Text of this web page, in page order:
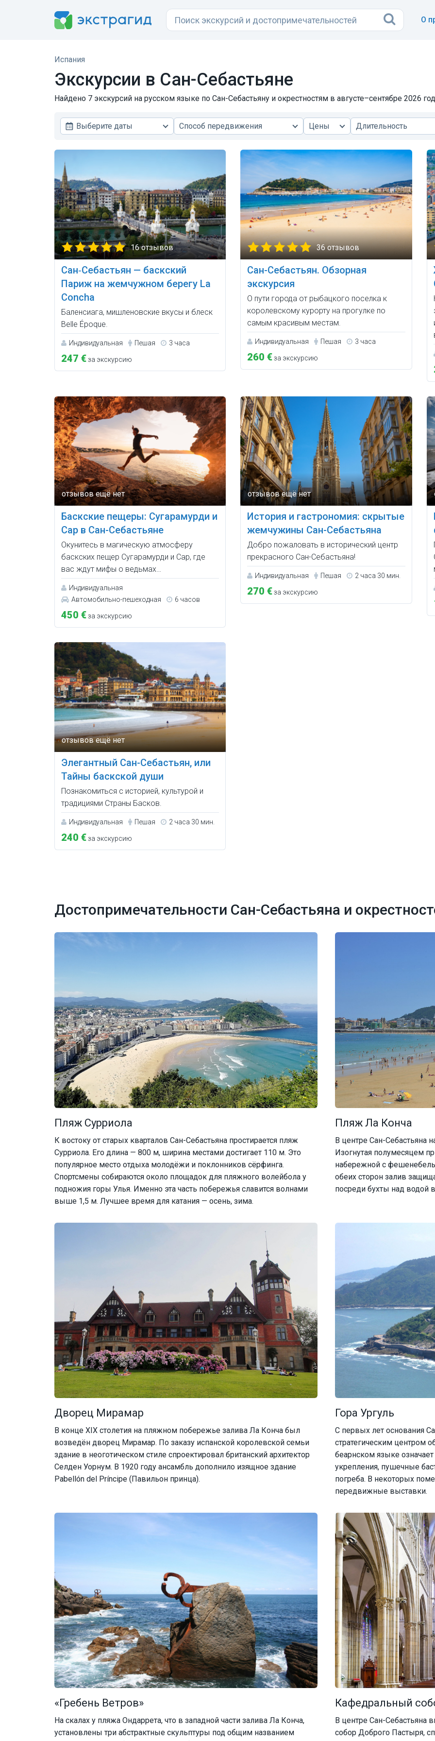
О
Испания
Экскурсии в Сан-Себастьяне
Найдено 7 экскурсий на русском языке по Сан-Себастьяну и окрестностям в августе–сентябре 2026
Выберите даты Способ передвижения Цены Длительность
16 отзывов
Сан‑Себастьян — баскский
Париж на жемчужном берегу La
Concha
Баленсиага, мишленовские вкусы и блеск
Belle Époque.
Индивидуальная Пешая 3 часа
247 €за экскурсию
36 отзывов
Сан-Себастьян. Обзорная
экскурсия
О пути города от рыбацкого поселка к
королевскому курорту на прогулке по
самым красивым местам.
Индивидуальная Пешая 3 часа
260 €за экскурсию
Баскские пещеры: Сугарамурди и
Сар в Сан-Себастьяне
Окунитесь в магическую атмосферу
баскских пещер Сугарамурди и Сар, где
вас ждут мифы о ведьмах…
Индивидуальная
Автомобильно-пешеходная
6 часов
450 €за экскурсию
История и гастрономия: скрытые
жемчужины Сан-Себастьяна
Добро пожаловать в исторический центр
прекрасного Сан-Себастьяна!
Индивидуальная Пешая 2 часа 30 мин.
270 €за экскурсию
Элегантный Сан-Себастьян, или
Тайны баскской души
Познакомиться с историей, культурой и
традициями Страны Басков.
Индивидуальная Пешая 2 часа 30 мин.
240 €за экскурсию
Достопримечательности Сан-Себастьяна и
Пляж Сурриола
К востоку от старых кварталов Сан-Себастьяна простирается пляж
Сурриола. Его длина — 800 м, ширина местами достигает 110 м. Это
популярное место отдыха молодёжи и поклонников сёрфинга.
Спортсмены собираются около площадок для пляжного волейбола у
подножия горы Улья. Именно эта часть побережья славится волнами
выше 1,5 м. Лучшее время для катания — осень, зима.
Пляж Ла Конча
В центре Сан-Себастьяна
Изогнутая полумесяцем
набережной с
обеих сторон залив
посреди бухты над водой
Дворец Мирамар
В конце XIX столетия на пляжном побережье залива Ла Конча был
возведён дворец Мирамар. По заказу испанской королевской семьи
здание в неоготическом стиле спроектировал британский архитектор
Селден Уорнум. В 1920 году ансамбль дополнило изящное здание
Pabellón del Príncipe (Павильон принца).
Гора Ургуль
С первых лет основания
стратегическим центром
беарнском языке
укрепления, пушечные
погреба. В некоторых
передвижные выставки.
«Гребень Ветров»
На скалах у пляжа Ондаррета, что в западной части залива Ла Конча,
установлены три абстрактные скульптуры под общим названием
Кафедральный
В центре Сан-Себастьяна
собор Доброго Пастыря,